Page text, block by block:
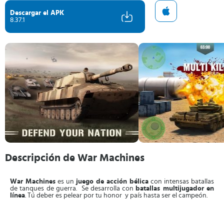
Descargar el APK
8.37.1
Descripción de War Machines
War Machines es un juego de acción bélica con intensas batallas
de tanques de guerra. Se desarrolla con batallas multijugador en
línea. Tú deber es pelear por tu honor y país hasta ser el campeón.